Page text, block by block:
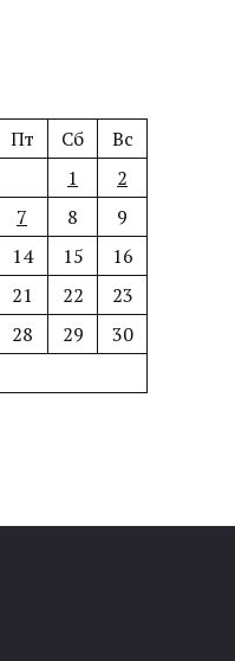
Пт Сб
Вс
1
2
7 8
9
14 15
16
21 22
23
28 29
30